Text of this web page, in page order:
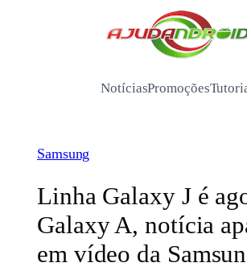
NotíciasPromoções
Samsung
Linha Galaxy J é
Galaxy A, notícia
em vídeo da